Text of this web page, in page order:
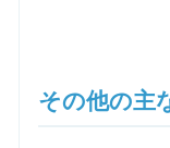
その他の主